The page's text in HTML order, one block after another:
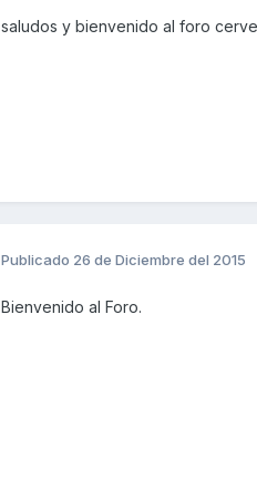
saludos y bienvenido al foro
Publicado 26 de Diciembre del 2015
Bienvenido al Foro.